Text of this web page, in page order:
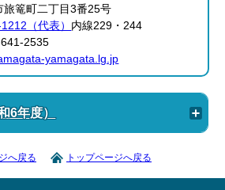
篭町二丁目3番25号
（代表） 内線229・244
2535
yamagata.lg.jp
6年度）
へ戻る トップページへ戻る